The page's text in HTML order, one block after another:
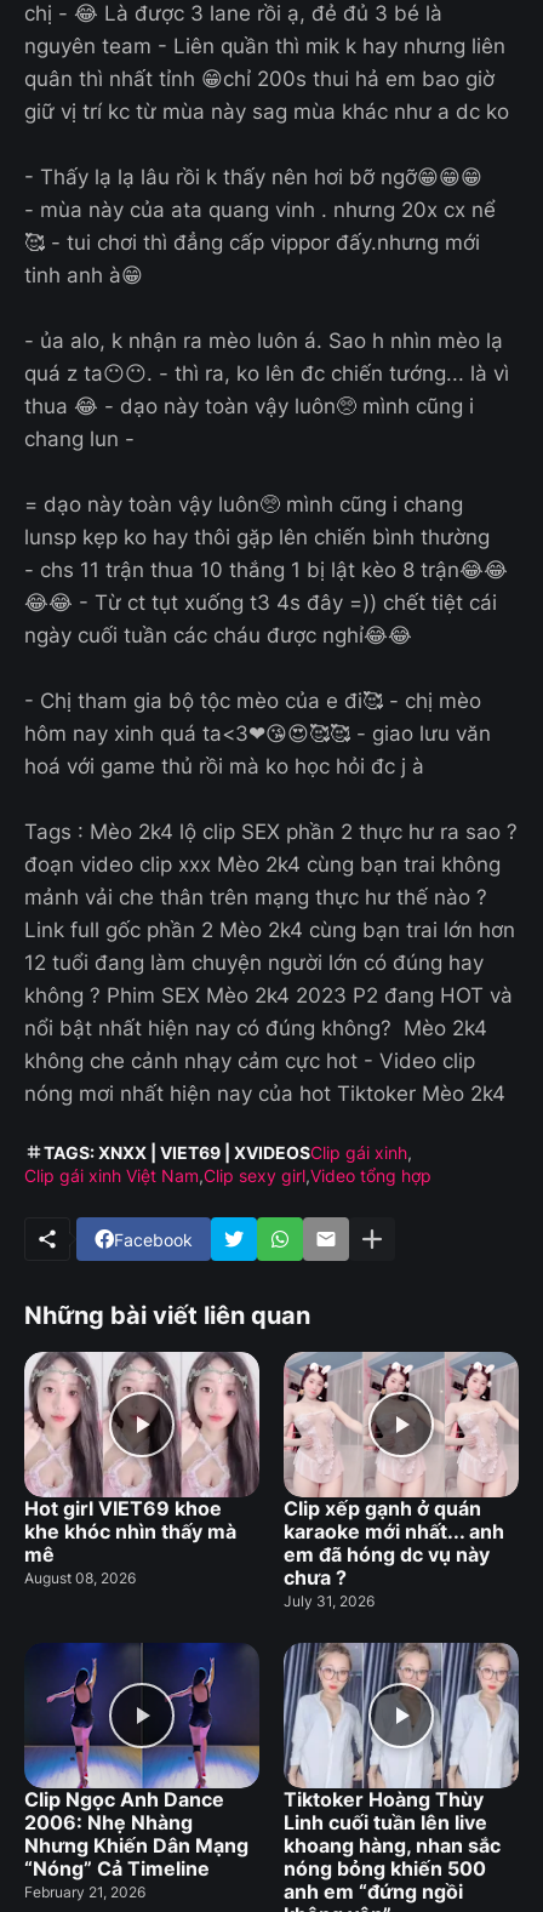
chị - 😂 Là được 3 lane rồi ạ, đẻ đủ 3 bé là
nguyên team - Liên quần thì mik k hay nhưng liên
quân thì nhất tỉnh 😁chỉ 200s thui hả em bao giờ
giữ vị trí kc từ mùa này sag mùa khác như a dc ko
- Thấy lạ lạ lâu rồi k thấy nên hơi bỡ ngỡ😁😁😁
- mùa này của ata quang vinh . nhưng 20x cx nể
🥰 - tui chơi thì đẳng cấp vippor đấy.nhưng mới
tinh anh à😁
- ủa alo, k nhận ra mèo luôn á. Sao h nhìn mèo lạ
quá z ta😶😶. - thì ra, ko lên đc chiến tướng... là vì
thua 😂 - dạo này toàn vậy luôn🥺 mình cũng i
chang lun -
= dạo này toàn vậy luôn🥺 mình cũng i chang
lunsp kẹp ko hay thôi gặp lên chiến bình thường
- chs 11 trận thua 10 thắng 1 bị lật kèo 8 trận😂😂
😂😂 - Từ ct tụt xuống t3 4s đây =)) chết tiệt cái
ngày cuối tuần các cháu được nghỉ😂😂
- Chị tham gia bộ tộc mèo của e đi🥰 - chị mèo
hôm nay xinh quá ta<3❤😘😍🥰🥰 - giao lưu văn
hoá với game thủ rồi mà ko học hỏi đc j à
Tags : Mèo 2k4 lộ clip SEX phần 2 thực hư ra sao ?
đoạn video clip xxx Mèo 2k4 cùng bạn trai không
mảnh vải che thân trên mạng thực hư thế nào ?
Link full gốc phần 2 Mèo 2k4 cùng bạn trai lớn hơn
12 tuổi đang làm chuyện người lớn có đúng hay
không ? Phim SEX Mèo 2k4 2023 P2 đang HOT và
nổi bật nhất hiện nay có đúng không? Mèo 2k4
không che cảnh nhạy cảm cực hot - Video clip
nóng mơi nhất hiện nay của hot Tiktoker Mèo 2k4
TAGS: XNXX | VIET69 | XVIDEOSClip gái xinh
Clip gái xinh Việt Nam Clip sexy girl Video tổng hợp
Facebook
Những bài viết liên quan
Hot girl VIET69 khoe
khe khóc nhìn thấy mà
mê
August 08, 2026
Clip xếp gạnh ở quán
karaoke mới nhất... anh
em đã hóng dc vụ này
chưa ?
July 31, 2026
Clip Ngọc Anh Dance
2006: Nhẹ Nhàng
Nhưng Khiến Dân Mạng
“Nóng” Cả Timeline
February 21, 2026
Tiktoker Hoàng Thùy
Linh cuối tuần lên live
khoang hàng, nhan sắc
nóng bỏng khiến 500
anh em “đứng ngồi